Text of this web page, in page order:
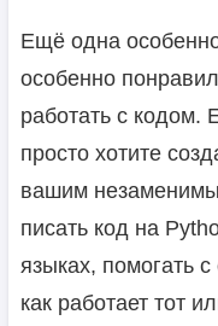
Ещё одна
особенно
работать с кодом.
просто хотите
вашим
писать код на
языках, помогать
как работает тот